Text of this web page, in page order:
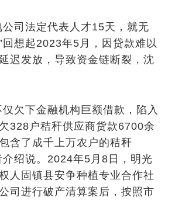
公司法定代表人才15天，就无
回想起2023年5月，因贷款难以
迟发放，导致资金链断裂，沈
欠下金融机构巨额借款，陷入
328户秸秆供应商货款6700余
含了成千上万农户的秸秆
介绍说。2024年5月8日，明光
人固镇县安争种植专业合作社
司进行破产清算案后，按照市